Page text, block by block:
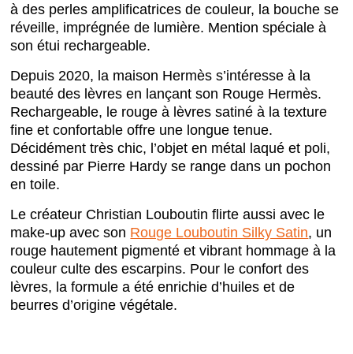
à des perles amplificatrices de couleur, la bouche se
réveille, imprégnée de lumière. Mention spéciale à
son étui rechargeable.
Depuis 2020, la maison Hermès s’intéresse à la
beauté des lèvres en lançant son Rouge Hermès.
Rechargeable, le rouge à lèvres satiné à la texture
fine et confortable offre une longue tenue.
Décidément très chic, l’objet en métal laqué et poli,
dessiné par Pierre Hardy se range dans un pochon
en toile.
Le créateur Christian Louboutin flirte aussi avec le
make-up avec son Rouge Louboutin Silky Satin, un
rouge hautement pigmenté et vibrant hommage à la
couleur culte des escarpins. Pour le confort des
lèvres, la formule a été enrichie d’huiles et de
beurres d’origine végétale.